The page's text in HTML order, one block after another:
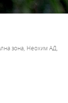
зона, Неохим АД,